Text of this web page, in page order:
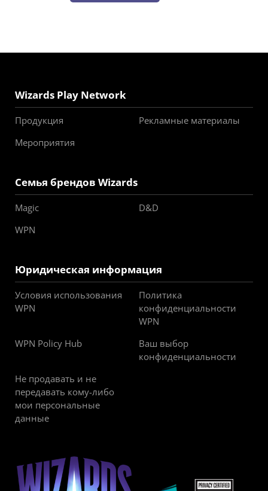
Wizards Play Network
Продукция
Рекламные материалы
Мероприятия
Семья брендов Wizards
Magic
D&D
WPN
Юридическая информация
Условия использования
WPN
Политика
конфиденциальности
WPN
WPN Policy Hub
Ваш выбор
конфиденциальности
Не продавать и не
передавать кому-либо
мои персональные
данные